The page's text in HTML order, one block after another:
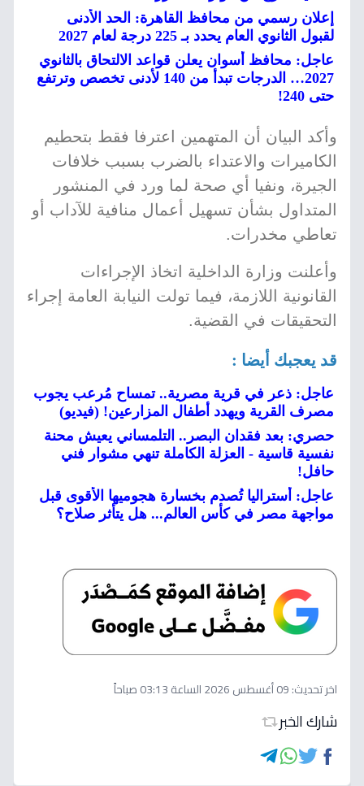
إعلان رسمي من محافظ القاهرة: الحد الأدنى
لقبول الثانوي العام يحدد بـ 225 درجة لعام 2027
عاجل: محافظ أسوان يعلن قواعد الالتحاق بالثانوي
2027… الدرجات تبدأ من 140 لأدنى تخصص وترتفع
حتى 240!
وأكد البيان أن المتهمين اعترفا فقط بتحطيم
الكاميرات والاعتداء بالضرب بسبب خلافات
الجيرة، ونفيا أي صحة لما ورد في المنشور
المتداول بشأن تسهيل أعمال منافية للآداب أو
تعاطي مخدرات.
وأعلنت وزارة الداخلية اتخاذ الإجراءات
القانونية اللازمة، فيما تولت النيابة العامة إجراء
التحقيقات في القضية.
قد يعجبك أيضا :
عاجل: ذعر في قرية مصرية.. تمساح مُرعب يجوب
مصرف القرية ويهدد أطفال المزارعين! (فيديو)
حصري: بعد فقدان البصر.. التلمساني يعيش محنة
نفسية قاسية - العزلة الكاملة تنهي مشوار فني
حافل!
عاجل: أستراليا تُصدم بخسارة هجوميها الأقوى قبل
مواجهة مصر في كأس العالم... هل يتأثر صلاح؟
اخر تحديث:09 أغسطس 2026 الساعة 03:13 صباحاً
شارك الخبر